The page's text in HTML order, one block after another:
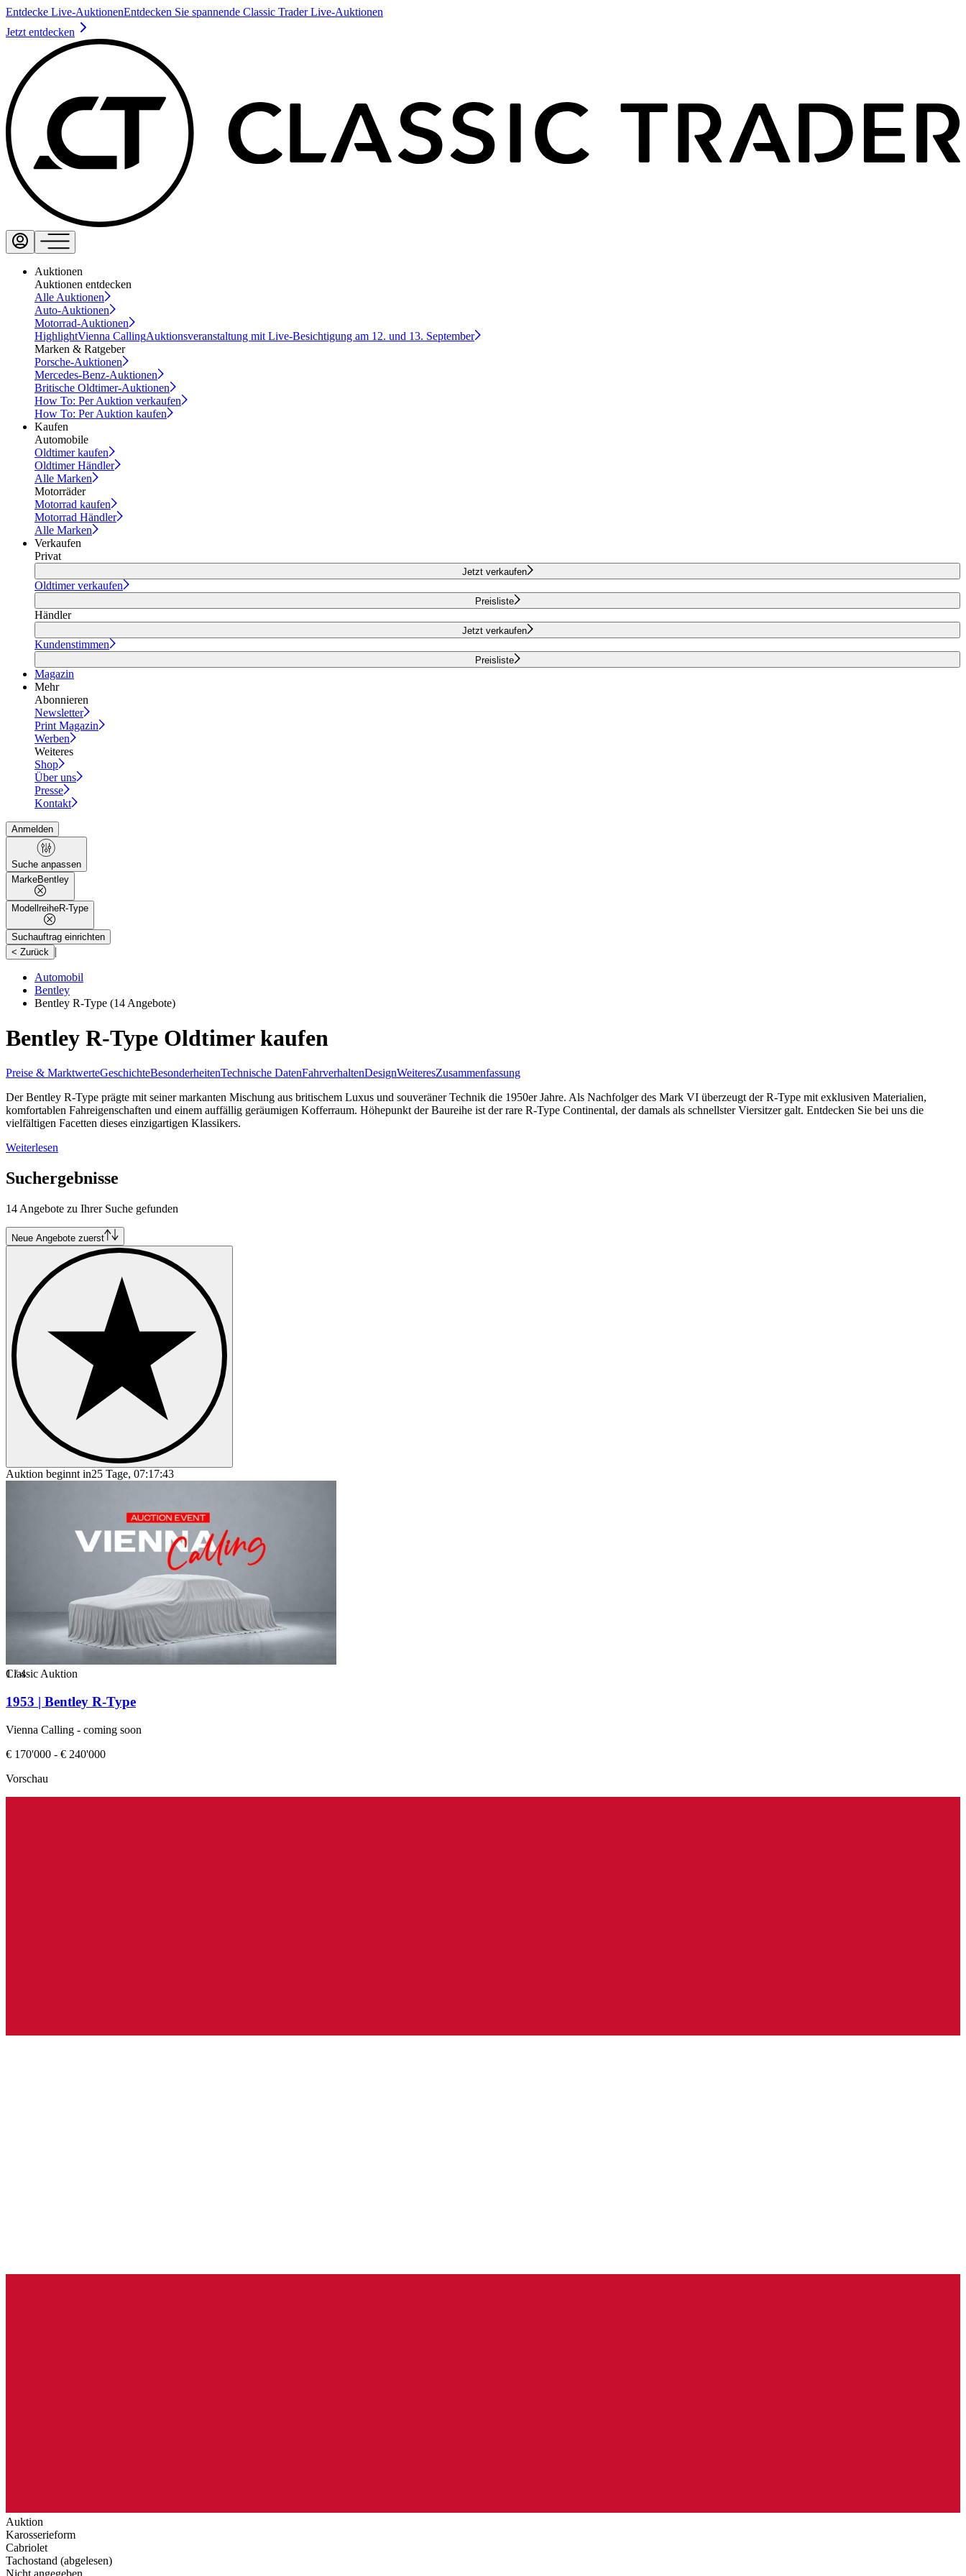
Entdecke Live-AuktionenEntdecken Sie spannende Classic Trader Live-Auktionen
Jetzt entdecken
Auktionen
Auktionen entdecken
Alle Auktionen
Auto-Auktionen
Motorrad-Auktionen
HighlightVienna CallingAuktionsveranstaltung mit Live-Besichtigung am 12. und 13. September
Marken & Ratgeber
Porsche-Auktionen
Mercedes-Benz-Auktionen
Britische Oldtimer-Auktionen
How To: Per Auktion verkaufen
How To: Per Auktion kaufen
Kaufen
Automobile
Oldtimer kaufen
Oldtimer Händler
Alle Marken
Motorräder
Motorrad kaufen
Motorrad Händler
Alle Marken
Verkaufen
Privat
Jetzt verkaufen
Oldtimer verkaufen
Preisliste
Händler
Jetzt verkaufen
Kundenstimmen
Preisliste
Magazin
Mehr
Abonnieren
Newsletter
Print Magazin
Werben
Weiteres
Shop
Über uns
Presse
Kontakt
Anmelden
Suche anpassen
MarkeBentley
ModellreiheR-Type
Suchauftrag einrichten
< Zurück
|
Automobil
Bentley
Bentley R-Type (14 Angebote)
Bentley R-Type Oldtimer kaufen
Preise & MarktwerteGeschichteBesonderheitenTechnische DatenFahrverhaltenDesignWeiteresZusammenfassung
Der Bentley R-Type prägte mit seiner markanten Mischung aus britischem Luxus und souveräner Technik die 1950er Jahre. Als Nachfolger des Mark VI überzeugt der R-Type mit exklusiven Materialien,
komfortablen Fahreigenschaften und einem auffällig geräumigen Kofferraum. Höhepunkt der Baureihe ist der rare R-Type Continental, der damals als schnellster Viersitzer galt. Entdecken Sie bei uns die
vielfältigen Facetten dieses einzigartigen Klassikers.
Weiterlesen
Suchergebnisse
14 Angebote zu Ihrer Suche gefunden
Neue Angebote zuerst
Auktion beginnt in25 Tage, 07:17:43
1/4
Classic Auktion
1953 | Bentley R-Type
Vienna Calling - coming soon
€ 170'000 - € 240'000
Vorschau
Auktion
Karosserieform
Cabriolet
Tachostand (abgelesen)
Nicht angegeben